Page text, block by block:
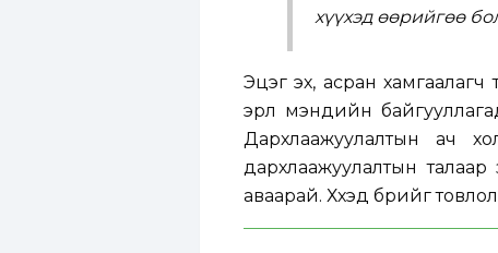
хүүхэд өөрийгөө
Эцэг эх, асран хамгаалагч
эрүүл мэндийн
Дархлаажуулалтын ач
дархлаажуулалтын талаар
аваарай. Хүүхэд бүрийг